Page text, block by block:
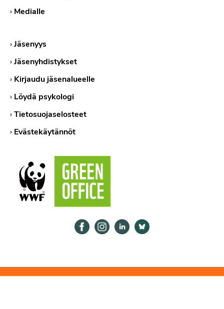
› Medialle
›Jäsenyys
›Jäsenyhdistykset
› Kirjaudu jäsenalueelle
› Löydä psykologi
›Tietosuojaselosteet
› Evästekäytännöt